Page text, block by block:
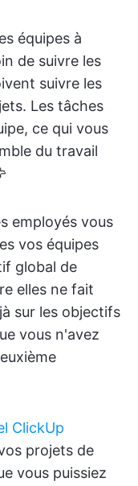
équipes à
de suivre les
suivre les
Les tâches
ce qui vous
du travail
employés vous
vos équipes
global de
elles ne fait
sur les objectifs
vous n'avez
ClickUp
projets de
vous puissiez